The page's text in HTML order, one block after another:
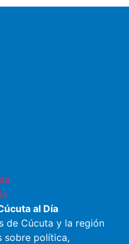
al Día
de Cúcuta y la región
sobre política,